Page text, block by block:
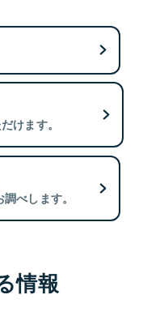
けます。
べします。
情報